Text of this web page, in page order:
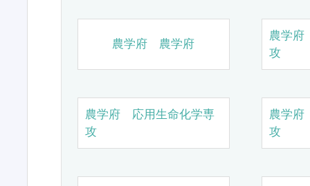
農学府 農学府
農学
攻
農学府 応用生命化学専
攻
農学
攻